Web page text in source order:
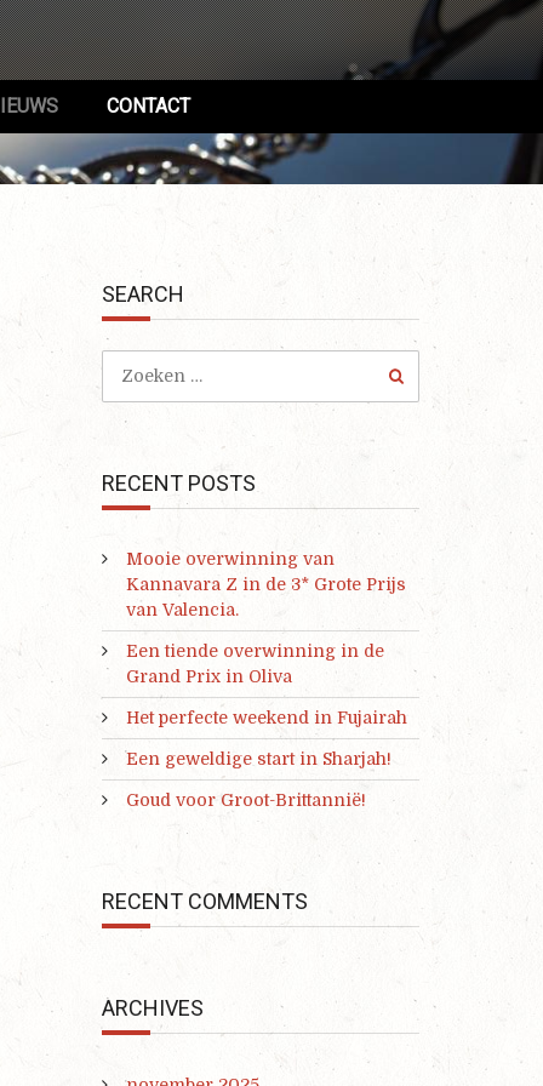
CONTACT
SEARCH
RECENT POSTS
Mooie overwinning van
Kannavara Z in de 3* Grote Prijs
van Valencia.
Een tiende overwinning in de
Grand Prix in Oliva
Het perfecte weekend in Fujairah
Een geweldige start in Sharjah!
Goud voor Groot-Brittannië!
RECENT COMMENTS
ARCHIVES